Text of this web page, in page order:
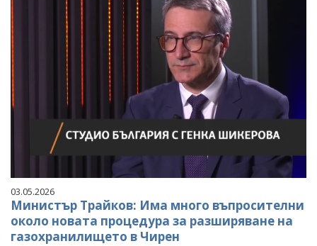
03.05.2026
Министър Трайков: Има много въпросителни
около новата процедура за разширяване на
газохранилището в Чирен